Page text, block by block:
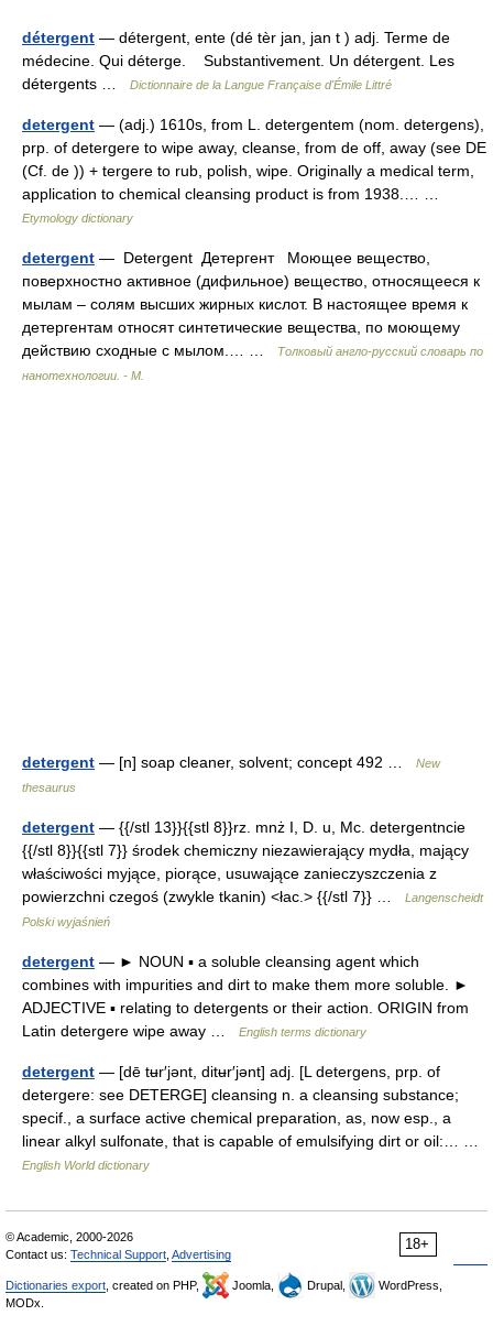
détergent — détergent, ente (dé tèr jan, jan t ) adj. Terme de
médecine. Qui déterge. Substantivement. Un détergent. Les
détergents …
Dictionnaire de la Langue Française d'Émile Littré
detergent — (adj.) 1610s, from L. detergentem (nom. detergens),
prp. of detergere to wipe away, cleanse, from de off, away (see DE
(Cf. de )) + tergere to rub, polish, wipe. Originally a medical term,
application to chemical cleansing product is from 1938.… …
Etymology dictionary
detergent — Detergent Детергент Моющее вещество,
поверхностно активное (дифильное) вещество, относящееся к
мылам – солям высших жирных кислот. В настоящее время к
детергентам относят синтетические вещества, по моющему
действию сходные с мылом.… …
Толковый англо-русский словарь по
нанотехнологии. - М.
detergent — [n] soap cleaner, solvent; concept 492 …
New
thesaurus
detergent — {{/stl 13}}{{stl 8}}rz. mnż I, D. u, Mc. detergentncie
{{/stl 8}}{{stl 7}} środek chemiczny niezawierający mydła, mający
właściwości myjące, piorące, usuwające zanieczyszczenia z
powierzchni czegoś (zwykle tkanin) <łac.> {{/stl 7}} …
Langenscheidt
Polski wyjaśnień
detergent — ► NOUN ▪ a soluble cleansing agent which
combines with impurities and dirt to make them more soluble. ►
ADJECTIVE ▪ relating to detergents or their action. ORIGIN from
Latin detergere wipe away …
English terms dictionary
detergent — [dē tʉr′jənt, ditʉr′jənt] adj. [L detergens, prp. of
detergere: see DETERGE] cleansing n. a cleansing substance;
specif., a surface active chemical preparation, as, now esp., a
linear alkyl sulfonate, that is capable of emulsifying dirt or oil:… …
English World dictionary
18+
© Academic, 2000-2026
Contact us: Technical Support Advertising
Dictionaries export , created on PHP, Joomla, Drupal,
WordPress,
MODx.